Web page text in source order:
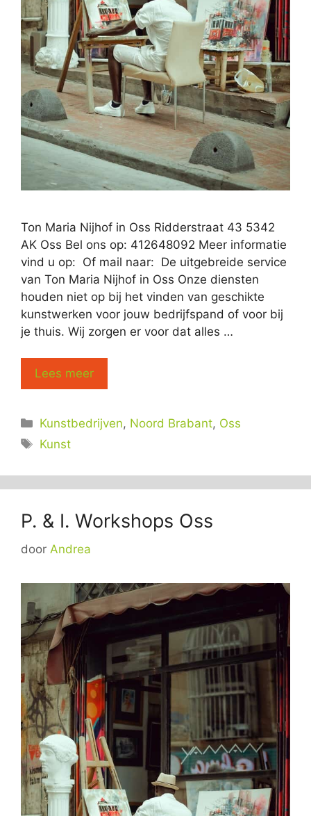
Ton Maria Nijhof in Oss Ridderstraat 43 5342
AK Oss Bel ons op: 412648092 Meer informatie
vind u op: Of mail naar: De uitgebreide service
van Ton Maria Nijhof in Oss Onze diensten
houden niet op bij het vinden van geschikte
kunstwerken voor jouw bedrijfspand of voor bij
je thuis. Wij zorgen er voor dat alles …
Lees meer
Categorieën
Kunstbedrijven, Noord Brabant, Oss
Tags
Kunst
P. & I. Workshops Oss
door Andrea